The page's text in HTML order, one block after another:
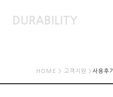
DURABILITY
HOME > 고객지원 > 사용후기